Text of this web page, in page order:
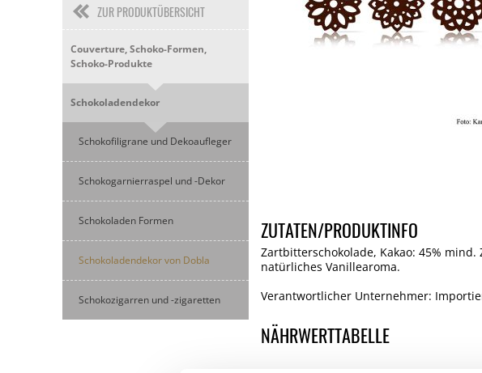
ZUR PRODUKTÜBERSICHT
Couverture, Schoko-Formen,
Schoko-Produkte
Schokoladendekor
Schokofiligrane und Dekoaufleger
Schokogarnierraspel und -Dekor
Schokoladen Formen
Schokoladendekor von Dobla
Schokozigarren und -zigaretten
ZUTATEN/PRODUKTINFO
Zartbitterschokolade, Kakao: 45% mind.
natürliches Vanillearoma.
Verantwortlicher Unternehmer:
NÄHRWERTTABELLE